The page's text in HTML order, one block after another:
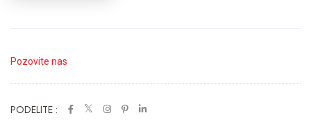
Pozovite nas
PODELITE :